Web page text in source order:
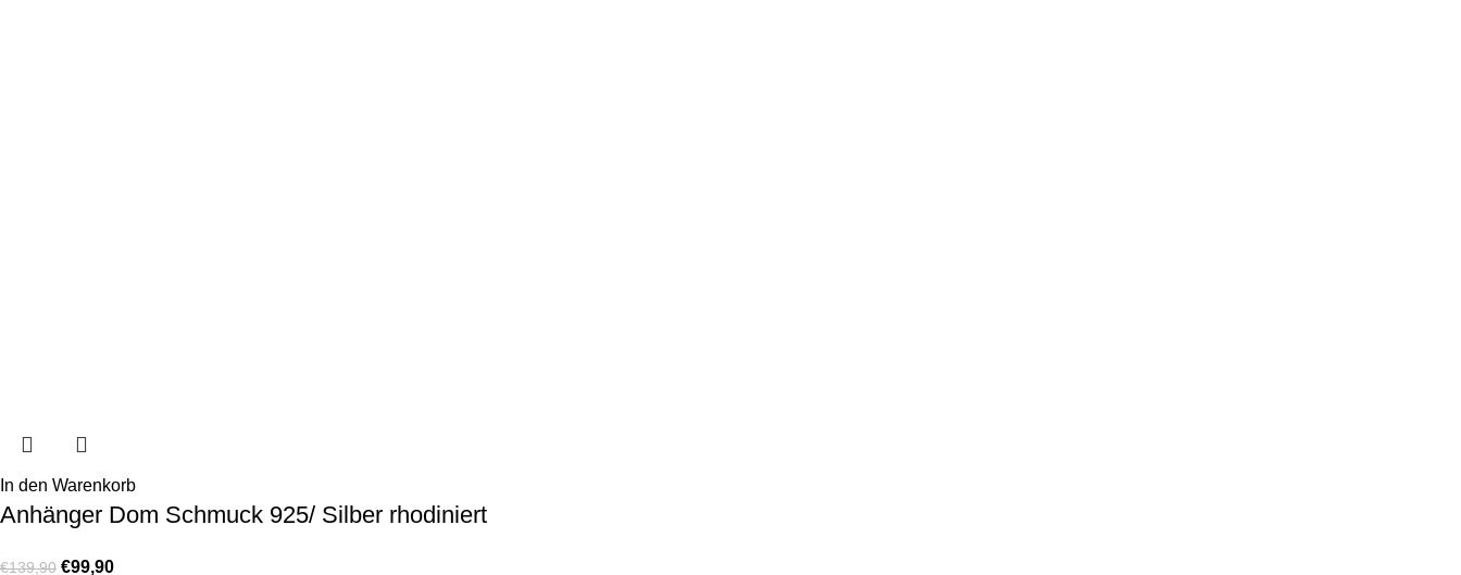
In den Warenkorb
Anhänger Dom Schmuck 925/ Silber rhodiniert
€139,90 €99,90